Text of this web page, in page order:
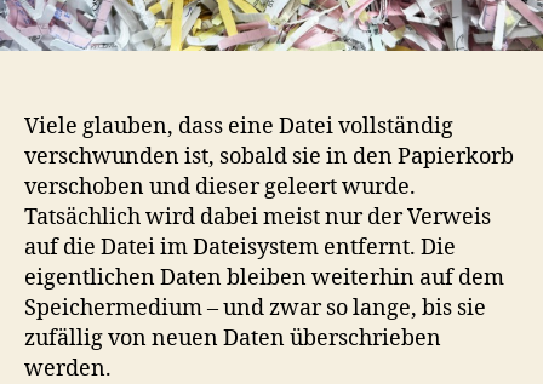
Viele glauben, dass eine Datei vollständig
verschwunden ist, sobald sie in den Papierkorb
verschoben und dieser geleert wurde.
Tatsächlich wird dabei meist nur der Verweis
auf die Datei im Dateisystem entfernt. Die
eigentlichen Daten bleiben weiterhin auf dem
Speichermedium – und zwar so lange, bis sie
zufällig von neuen Daten überschrieben
werden.